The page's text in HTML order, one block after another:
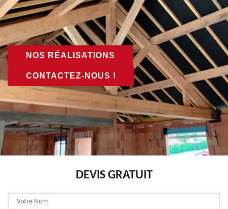
NOS RÉALISATIONS
CONTACTEZ-NOUS !
DEVIS GRATUIT